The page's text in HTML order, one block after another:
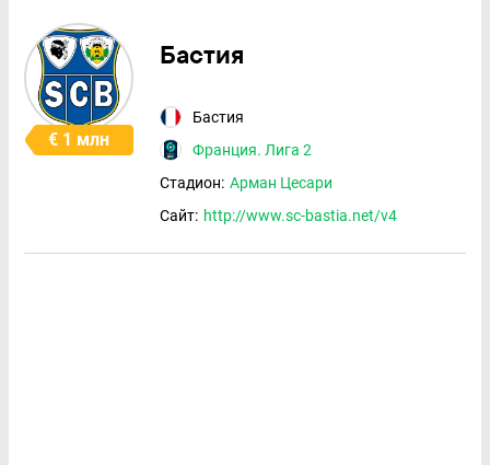
€ 1 млн
Бастия
Бастия
Франция. Лига 2
Стадион: Арман Цесари
Сайт: http://www.sc-bastia.net/v4